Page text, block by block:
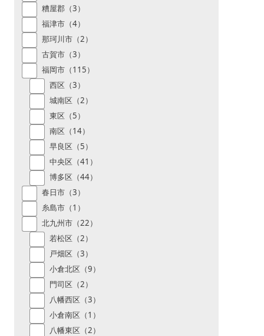
糟屋郡（3）
福津市（4）
那珂川市（2）
古賀市（3）
福岡市（115）
西区（3）
城南区（2）
東区（5）
南区（14）
早良区（5）
中央区（41）
博多区（44）
春日市（3）
糸島市（1）
北九州市（22）
若松区（2）
戸畑区（3）
小倉北区（9）
門司区（2）
八幡西区（3）
小倉南区（1）
八幡東区（2）